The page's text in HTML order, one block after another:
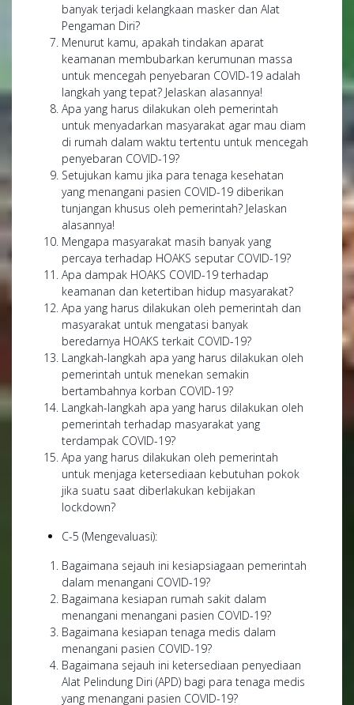
banyak terjadi kelangkaan masker dan Alat
Pengaman Diri?
Menurut kamu, apakah tindakan aparat
keamanan membubarkan kerumunan massa
untuk mencegah penyebaran COVID-19 adalah
langkah yang tepat? Jelaskan alasannya!
Apa yang harus dilakukan oleh pemerintah
untuk menyadarkan masyarakat agar mau diam
di rumah dalam waktu tertentu untuk mencegah
penyebaran COVID-19?
Setujukan kamu jika para tenaga kesehatan
yang menangani pasien COVID-19 diberikan
tunjangan khusus oleh pemerintah? Jelaskan
alasannya!
Mengapa masyarakat masih banyak yang
percaya terhadap HOAKS seputar COVID-19?
Apa dampak HOAKS COVID-19 terhadap
keamanan dan ketertiban hidup masyarakat?
Apa yang harus dilakukan oleh pemerintah dan
masyarakat untuk mengatasi banyak
beredarnya HOAKS terkait COVID-19?
Langkah-langkah apa yang harus dilakukan oleh
pemerintah untuk menekan semakin
bertambahnya korban COVID-19?
Langkah-langkah apa yang harus dilakukan oleh
pemerintah terhadap masyarakat yang
terdampak COVID-19?
Apa yang harus dilakukan oleh pemerintah
untuk menjaga ketersediaan kebutuhan pokok
jika suatu saat diberlakukan kebijakan
lockdown?
C-5 (Mengevaluasi):
Bagaimana sejauh ini kesiapsiagaan pemerintah
dalam menangani COVID-19?
Bagaimana kesiapan rumah sakit dalam
menangani menangani pasien COVID-19?
Bagaimana kesiapan tenaga medis dalam
menangani pasien COVID-19?
Bagaimana sejauh ini ketersediaan penyediaan
Alat Pelindung Diri (APD) bagi para tenaga medis
yang menangani pasien COVID-19?